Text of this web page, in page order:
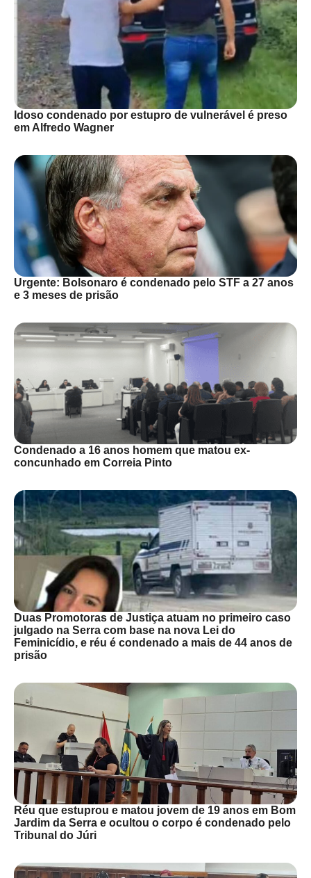
Idoso condenado por estupro de vulnerável é preso
em Alfredo Wagner
Urgente: Bolsonaro é condenado pelo STF a 27 anos
e 3 meses de prisão
Condenado a 16 anos homem que matou ex-
concunhado em Correia Pinto
Duas Promotoras de Justiça atuam no primeiro caso
julgado na Serra com base na nova Lei do
Feminicídio, e réu é condenado a mais de 44 anos de
prisão
Réu que estuprou e matou jovem de 19 anos em Bom
Jardim da Serra e ocultou o corpo é condenado pelo
Tribunal do Júri